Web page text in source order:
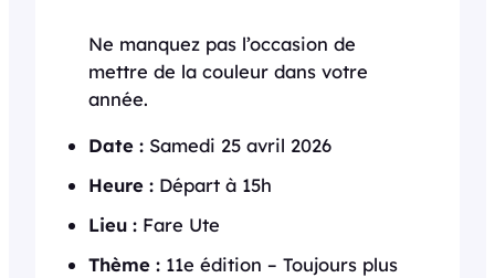
Ne manquez pas l’occasion de
mettre de la couleur dans votre
année.
Date : Samedi 25 avril 2026
Heure : Départ à 15h
Lieu : Fare Ute
Thème : 11e édition – Toujours plus